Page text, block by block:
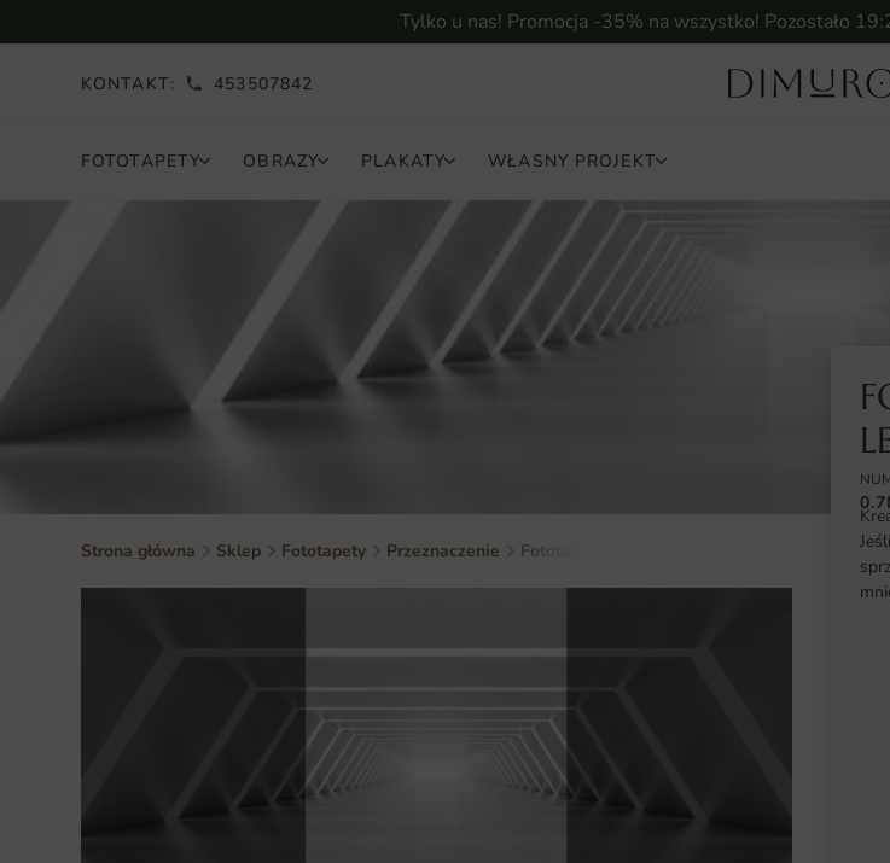
Tylko u nas! Promocja -35% na wszystko! Pozostało
KONTAKT: 453507842
FOTOTAPETY OBRAZY PLAKATY WŁASNY PROJEKT
Strona główna Sklep Fototapety Przeznaczenie Fototapety do salonu Fototapeta Korytarz z